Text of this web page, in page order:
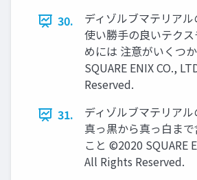
30.
ディゾルブマテリア
使い勝手の良いテク
めには 注意がいくつ
SQUARE ENIX CO.,
Reserved.
31.
ディゾルブマテリア
真っ黒から真っ白ま
こと ©2020 SQUARE
All Rights Reserved.